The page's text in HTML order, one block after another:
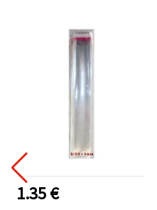
1.35 €